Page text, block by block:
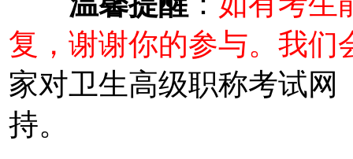
复，谢谢你的参与。我们
家对卫生高级职称考试网
持。